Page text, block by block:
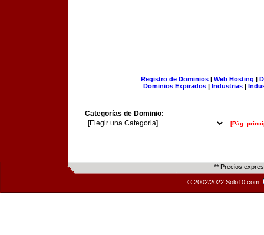
Registro de Dominios| Web Hosting |
Dominios Expirados | Industrias |
Categorías de Dominio:
[Pág.
** Precios
© 2002/2022 Solo10.com